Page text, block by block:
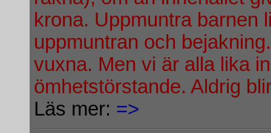
krona. Uppmuntra barnen
uppmuntran och
vuxna. Men vi är alla lika
ömhetstörstande. Aldrig
Läs mer: =>